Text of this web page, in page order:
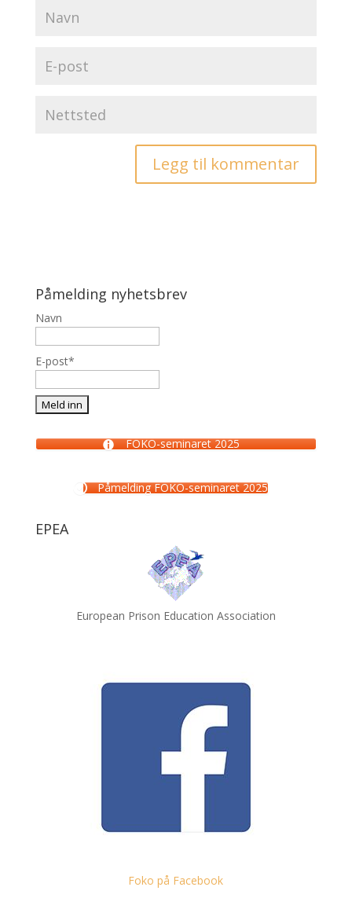
Påmelding nyhetsbrev
Navn
E-post*
FOKO-seminaret 2025
Påmelding FOKO-seminaret 2025
EPEA
European Prison Education Association
Foko på Facebook